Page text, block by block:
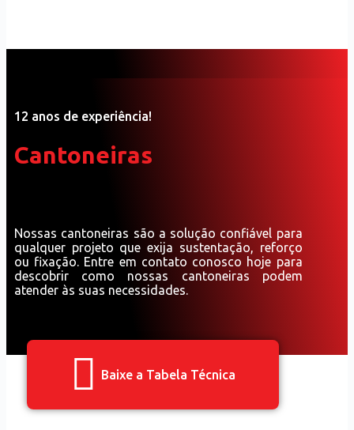
12 anos de experiência!
Cantoneiras
Nossas cantoneiras são a solução confiável para
qualquer projeto que exija sustentação, reforço
ou fixação. Entre em contato conosco hoje para
descobrir como nossas cantoneiras podem
atender às suas necessidades.
Baixe a Tabela Técnica